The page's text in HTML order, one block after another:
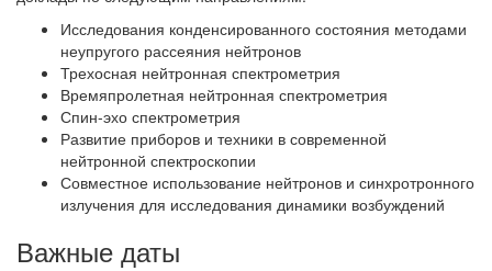
Исследования конденсированного состояния методами
неупругого рассеяния нейтронов
Трехосная нейтронная спектрометрия
Времяпролетная нейтронная спектрометрия
Спин-эхо спектрометрия
Развитие приборов и техники в современной
нейтронной спектроскопии
Совместное использование нейтронов и синхротронного
излучения для исследования динамики возбуждений
Важные даты